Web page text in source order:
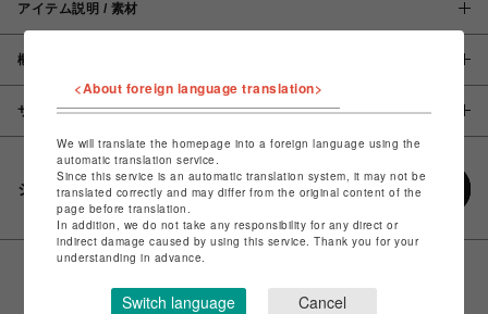
アイテム説明 / 素材
概要
サイズ
シェアする
<About foreign language translation>
We will translate the homepage into a foreign language using the
automatic translation service.
Since this service is an automatic translation system, it may not be
translated correctly and may differ from the original content of the
page before translation.
In addition, we do not take any responsibility for any direct or
indirect damage caused by using this service. Thank you for your
understanding in advance.
Switch language Cancel